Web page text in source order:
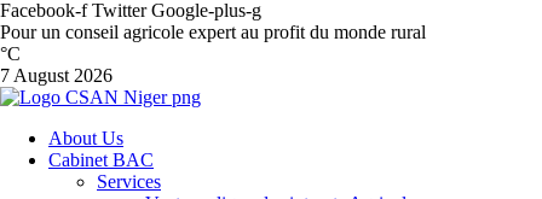
Facebook-f Twitter Google-plus-g
Pour un conseil agricole expert au profit du monde rural
°C
7 August 2026
About Us
Cabinet BAC
Services